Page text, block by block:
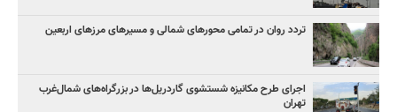
تردد روان در تمامی محورهای شمالی و مسیرهای مرزهای اربعین
اجرای طرح مکانیزه شستشوی گاردریل‌ها در بزرگراه‌های شمال‌غرب
تهران